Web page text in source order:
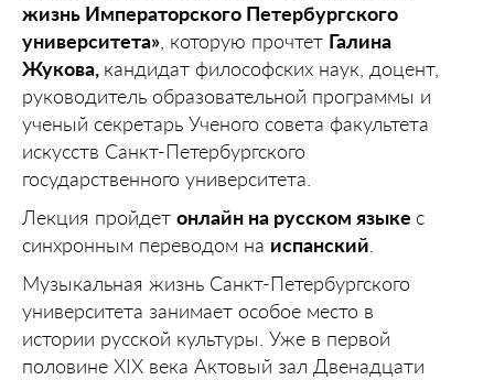
жизнь Императорского Петербургского
университета» , которую прочтет Галина
Жукова, кандидат философских наук, доцент,
руководитель образовательной программы и
ученый секретарь Ученого совета факультета
искусств Санкт-Петербургского
государственного университета.
Лекция пройдет онлайн на русском языке с
синхронным переводом на испанский
Музыкальная жизнь Санкт-Петербургского
университета занимает особое место в
истории русской культуры. Уже в первой
половине XIX века Актовый зал Двенадцати